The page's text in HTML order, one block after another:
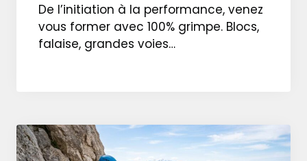
De l’initiation à la performance, venez
vous former avec 100% grimpe. Blocs,
falaise, grandes voies…